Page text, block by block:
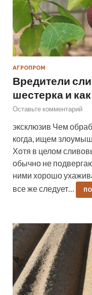
АГРОПРОМ
Вредители
шестерка и
Оставьте комментарий
эксклюзив Чем
когда, ищем
Хотя в целом
обычно не
ними хорошо
все же следует…